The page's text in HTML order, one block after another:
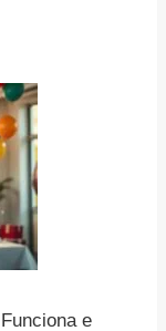
e